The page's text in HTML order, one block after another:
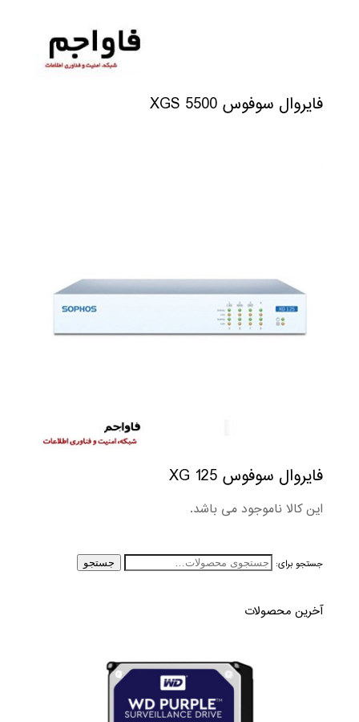
فایروال سوفوس XGS 5500
فایروال سوفوس XG 125
این کالا ناموجود می باشد.
جستجو برای: جستجو
آخرین محصولات